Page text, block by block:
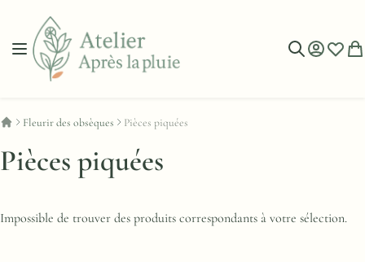
Allez au contenu
Basculer la navigation MonListe
Fleurir des obsèques Pièces piquées
Pièces piquées
Impossible de trouver des produits correspondants à votre sélection.